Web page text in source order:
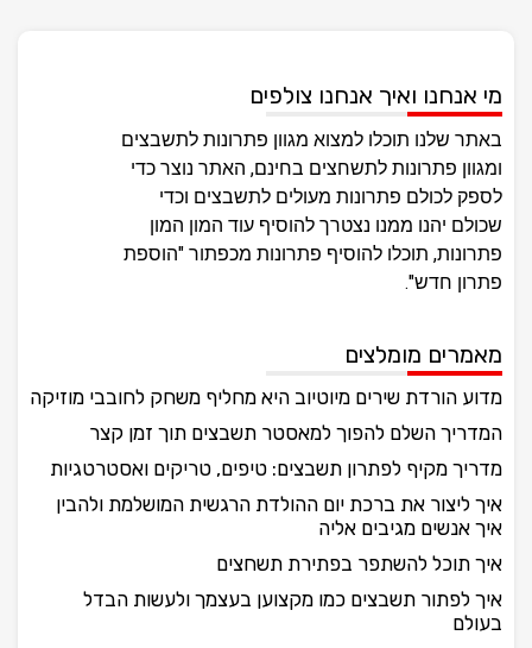
מי אנחנו ואיך אנחנו צולפים
באתר שלנו תוכלו למצוא מגוון פתרונות לתשבצים
ומגוון פתרונות לתשחצים בחינם, האתר נוצר כדי
לספק לכולם פתרונות מעולים לתשבצים וכדי
שכולם יהנו ממנו נצטרך להוסיף עוד המון המון
פתרונות, תוכלו להוסיף פתרונות מכפתור "הוספת
פתרון חדש".
מאמרים מומלצים
מדוע הורדת שירים מיוטיוב היא מחליף משחק לחובבי מוזיקה
המדריך השלם להפוך למאסטר תשבצים תוך זמן קצר
מדריך מקיף לפתרון תשבצים: טיפים, טריקים ואסטרטגיות
איך ליצור את ברכת יום ההולדת הרגשית המושלמת ולהבין
איך אנשים מגיבים אליה
איך תוכל להשתפר בפתירת תשחצים
איך לפתור תשבצים כמו מקצוען בעצמך ולעשות הבדל
בעולם